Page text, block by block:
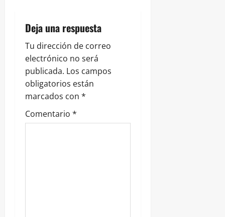
t
r
a
d
a
Deja una respuesta
Tu dirección de correo
electrónico no será
publicada. Los campos
obligatorios están
marcados con *
Comentario *